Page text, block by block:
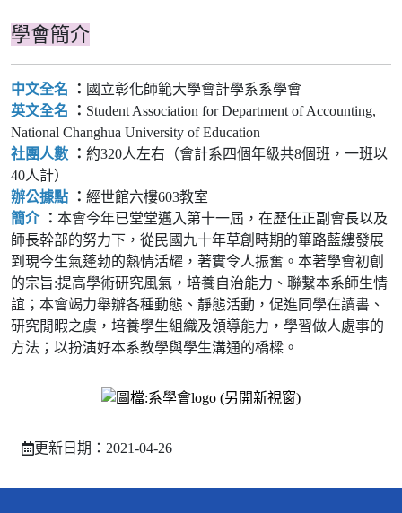
學會簡介
中文全名 ： 國立彰化師範大學會計學系系學會
英文全名 ： Student Association for Department of Accounting,
National Changhua University of Education
社團人數 ： 約320人左右（會計系四個年級共8個班，一班以
40人計）
辦公據點 ： 經世館六樓603教室
簡介 ： 本會今年已堂堂邁入第十一屆，在歷任正副會長以及
師長幹部的努力下，從民國九十年草創時期的篳路藍縷發展
到現今生氣蓬勃的熱情活耀，著實令人振奮。本著學會初創
的宗旨:提高學術研究風氣，培養自治能力、聯繫本系師生情
誼；本會竭力舉辦各種動態、靜態活動，促進同學在讀書、
研究閒暇之虞，培養學生組織及領導能力，學習做人處事的
方法；以扮演好本系教學與學生溝通的橋樑。
更新日期：2021-04-26